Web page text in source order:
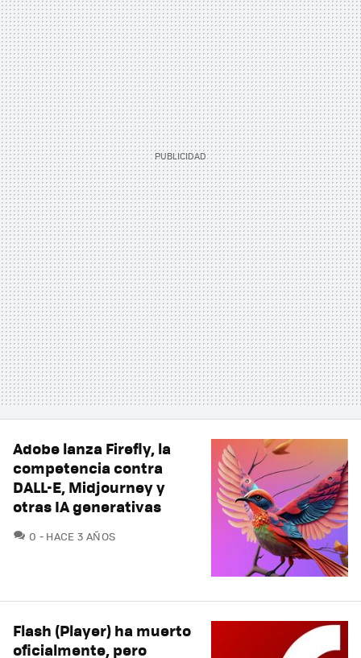
Adobe lanza Firefly, la
competencia contra
DALL-E, Midjourney y
otras IA generativas
0 COMENTARIOS
HACE 3 AÑOS
Flash (Player) ha muerto
oficialmente, pero